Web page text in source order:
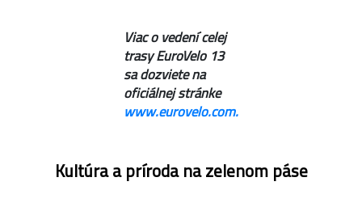
Viac o vedení celej
trasy EuroVelo 13
sa dozviete na
oficiálnej stránke
www.eurovelo.com.
Kultúra a príroda na zelenom páse